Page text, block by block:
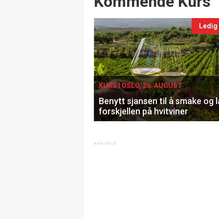
Ledig
KURS I OSLO, 26. AUGUST
Benytt sjansen til å smake og
forskjellen på hvitviner